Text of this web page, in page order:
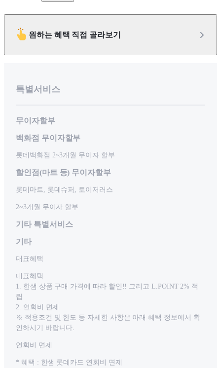
원하는 혜택 직접 골라보기
특별서비스
무이자할부
백화점 무이자할부
롯데백화점 2~3개월 무이자 할부
할인점(마트 등) 무이자할부
롯데마트, 롯데슈퍼, 토이저러스
2~3개월 무이자 할부
기타 특별서비스
기타
대표혜택
대표혜택
1. 한샘 상품 구매 가격에 따라 할인!! 그리고 L.POINT 2% 적
립
2. 연회비 면제
※ 적용조건 및 한도 등 자세한 사항은 아래 혜택 정보에서 확
인하시기 바랍니다.
연회비 면제
* 혜택 : 한샘 롯데카드 연회비 면제